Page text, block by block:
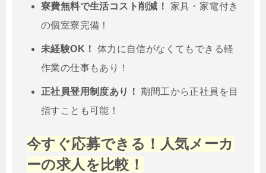
寮費無料で生活コスト削減！
家具・家電付き
の個室寮完備！
未経験OK！
体力に自信がなくてもできる軽
作業の仕事もあり！
正社員登用制度あり！ 期間工から正社員を目
指すことも可能！
今すぐ応募できる！人気メーカ
ーの求人を比較！